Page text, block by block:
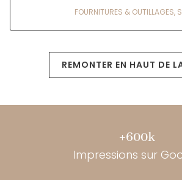
FOURNITURES & OUTILLAGES,
REMONTER EN HAUT DE
+600k
Impressions sur